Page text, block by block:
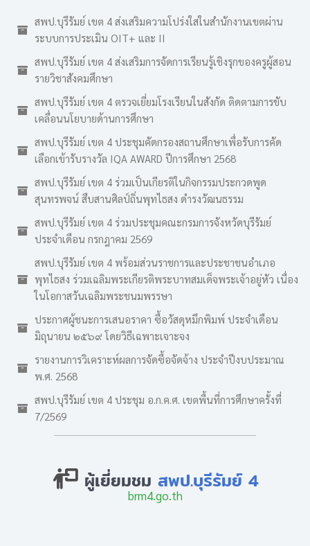
สพป.บุรีรัมย์ เขต 4 ส่งเสริมความโปร่งใสในสำนักงานเขตผ่าน
ระบบการประเมิน OIT+ และ II
สพป.บุรีรัมย์ เขต 4 ส่งเสริมการจัดการเรียนรู้เชิงรุกของครูผู้สอน
รายวิชาสังคมศึกษา
สพป.บุรีรัมย์ เขต 4 ตรวจเยี่ยมโรงเรียนในสังกัด ติดตามการขับ
เคลื่อนนโยบายด้านการศึกษา
สพป.บุรีรัมย์ เขต 4 ประชุมคัดกรองสถานศึกษาเพื่อรับการคัด
เลือกเข้ารับรางวัล IQA AWARD ปีการศึกษา 2568
สพป.บุรีรัมย์ เขต 4 ร่วมเป็นเกียรติในกิจกรรมประกวดพูด
สุนทรพจน์ สืบสานศิลป์ถิ่นพุทไธสง ดำรงวัฒนธรรม
สพป.บุรีรัมย์ เขต 4 ร่วมประชุมคณะกรมการจังหวัดบุรีรัมย์
ประจำเดือน กรกฎาคม 2569
สพป.บุรีรัมย์ เขต 4 พร้อมส่วนราชการและประชาชนอำเภอ
พุทไธสง ร่วมเฉลิมพระเกียรติพระบาทสมเด็จพระเจ้าอยู่หัว เนื่อง
ในโอกาสวันเฉลิมพระชนมพรรษา
ประกาศผู้ชนะการเสนอราคา ซื้อวัสดุหมึกพิมพ์ ประจำเดือน
มิถุนายน ๒๕๖๙ โดยวิธีเฉพาะเจาะจง
รายงานการวิเคราะห์ผลการจัดซื้อจัดจ้าง ประจำปีงบประมาณ
พ.ศ. 2568
สพป.บุรีรัมย์ เขต 4 ประชุม อ.ก.ค.ศ. เขตพื้นที่การศึกษาครั้งที่
7/2569
ผู้เยี่ยมชม สพป.บุรีรัมย์ 4
brm4.go.th